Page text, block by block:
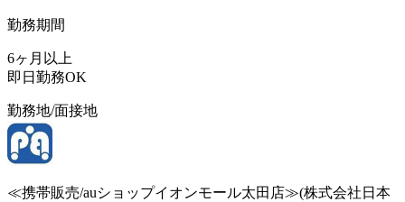
勤務期間
6ヶ月以上
即日勤務OK
勤務地/面接地
≪携帯販売/auショップイオンモール太田店≫(株式会社日本